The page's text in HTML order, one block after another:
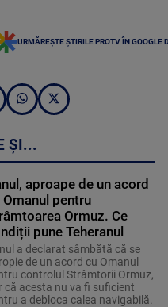
URMĂREȘTE ȘTIRILE PROTV ÎN GOOGLE
ȘI...
aproape de un acord
Omanul pentru
Ormuz. Ce
pune Teheranul
a declarat sâmbătă că se
de un acord cu Omanul
controlul Strâmtorii Ormuz,
că acesta nu va fi suficient
a debloca calea navigabilă.